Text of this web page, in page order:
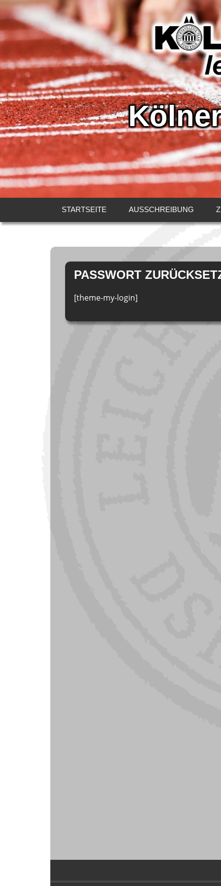
STARTSEITE AUSSCHREIBUNG
Zum
Inhalt
springenPASSWORT
[theme-my-login]